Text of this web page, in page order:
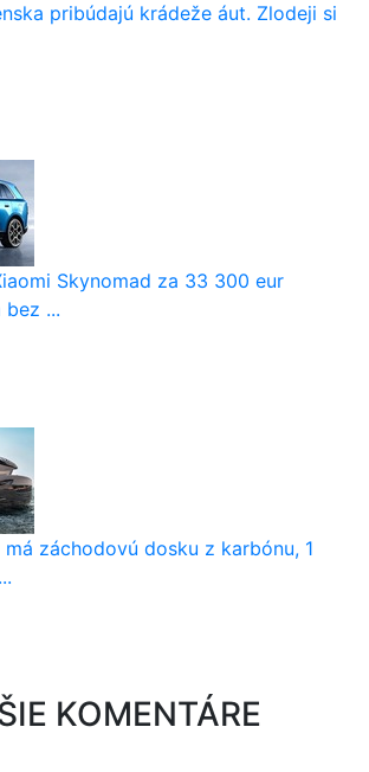
pribúdajú krádeže áut. Zlodeji si
Skynomad za 33 300 eur
...
záchodovú dosku z karbónu, 1
KOMENTÁRE